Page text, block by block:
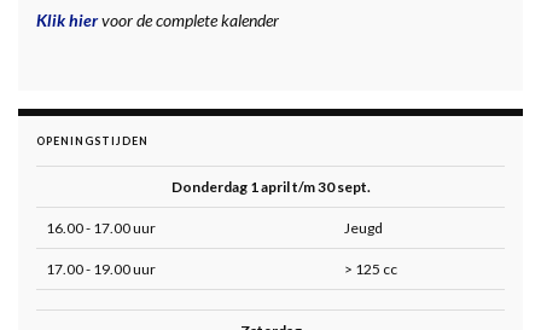
Klik hiervoor de complete kalender
OPENINGSTIJDEN
Donderdag 1 april t/m 30 sept.
16.00 - 17.00 uur Jeugd
17.00 - 19.00 uur > 125 cc